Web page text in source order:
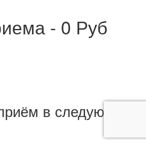
- 0 Руб
в следующих